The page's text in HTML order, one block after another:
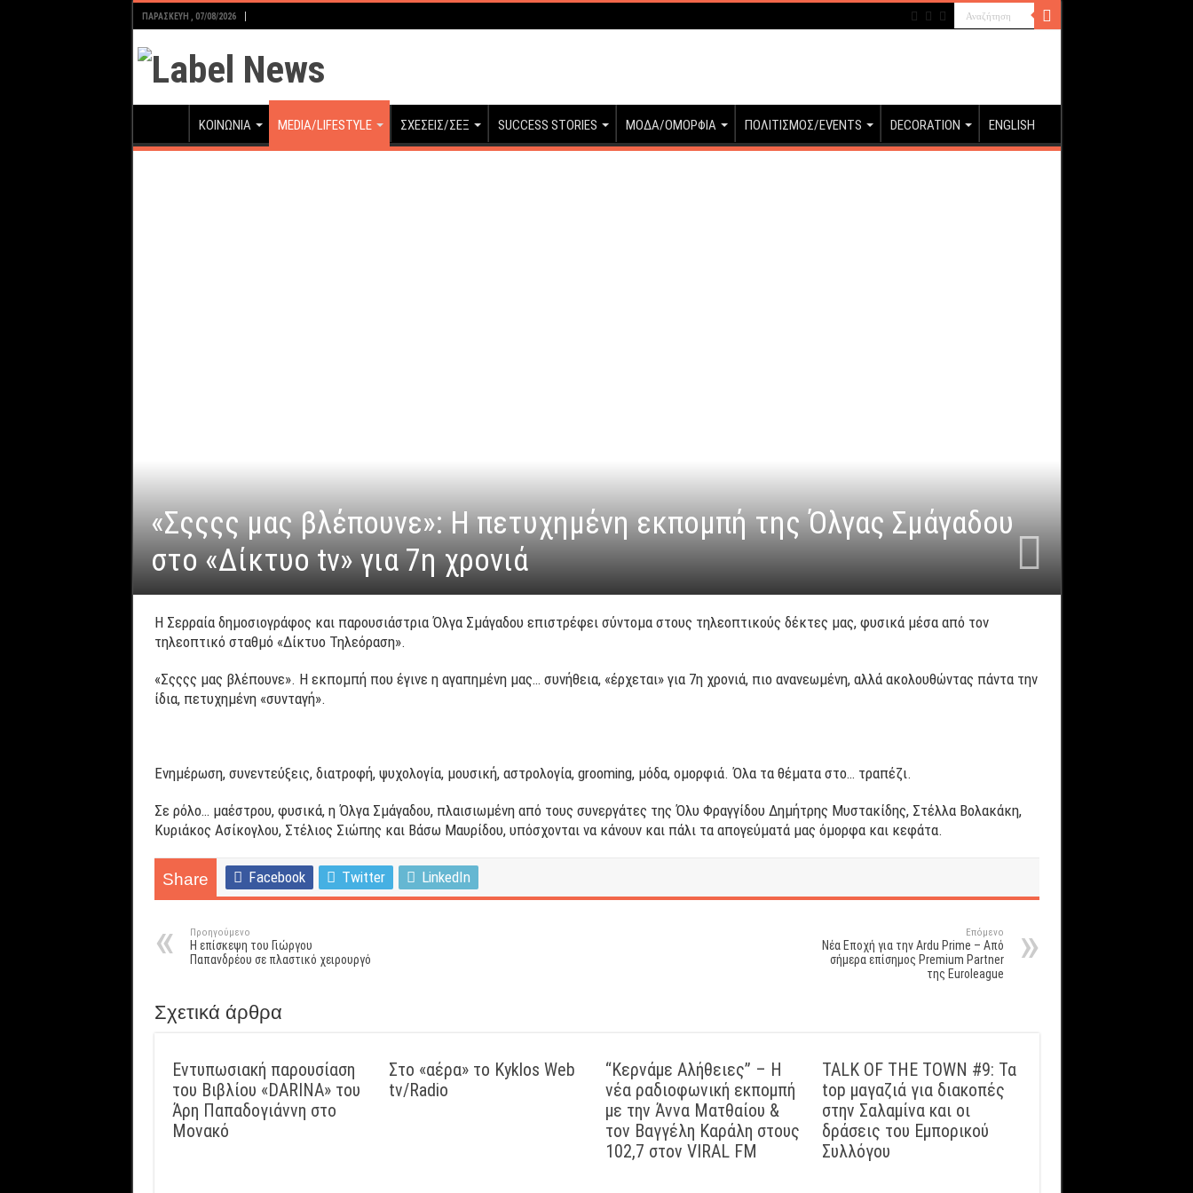
ΠΑΡΑΣΚΕΥΉ , 07/08/2026
ΚΟΙΝΩΝΙΑ MEDIA/LIFESTYLE ΣΧΕΣΕΙΣ/ΣΕΞ SUCCESS STORIES ΜΟΔΑ/ΟΜΟΡΦΙΑ ΠΟΛΙΤΙΣΜΟΣ/EVENTS DECORATION ENGLISH
«Σςςςς μας βλέπουνε»: H πετυχημένη εκπομπή της Όλγας Σμάγαδου
στο «Δίκτυο tv» για 7η χρονιά
Η Σερραία δημοσιογράφος και παρουσιάστρια Όλγα Σμάγαδου επιστρέφει σύντομα στους τηλεοπτικούς δέκτες μας, φυσικά μέσα από τον
τηλεοπτικό σταθμό «Δίκτυο Τηλεόραση».
«Σςςςς μας βλέπουνε». Η εκπομπή που έγινε η αγαπημένη μας… συνήθεια, «έρχεται» για 7η χρονιά, πιο ανανεωμένη, αλλά ακολουθώντας πάντα την
ίδια, πετυχημένη «συνταγή».
Ενημέρωση, συνεντεύξεις, διατροφή, ψυχολογία, μουσική, αστρολογία, grooming, μόδα, ομορφιά. Όλα τα θέματα στο… τραπέζι.
Σε ρόλο… μαέστρου, φυσικά, η Όλγα Σμάγαδου, πλαισιωμένη από τους συνεργάτες της Όλυ Φραγγίδου Δημήτρης Μυστακίδης, Στέλλα Βολακάκη,
Κυριάκος Ασίκογλου, Στέλιος Σιώπης και Βάσω Μαυρίδου, υπόσχονται να κάνουν και πάλι τα απογεύματά μας όμορφα και κεφάτα.
Share Facebook Twitter LinkedIn
Προηγούμενο
Η επίσκεψη του Γιώργου
Παπανδρέου σε πλαστικό χειρουργό
Επόμενο
Νέα Εποχή για την Ardu Prime – Από
σήμερα επίσημος Premium Partner
της Euroleague
Σχετικά άρθρα
Εντυπωσιακή παρουσίαση
του Βιβλίου «DARINA» του
Άρη Παπαδογιάννη στο
Μονακό
Στο «αέρα» το Kyklos Web
tv/Radio
“Kερνάμε Αλήθειες” – Η
νέα ραδιοφωνική εκπομπή
με την Άννα Ματθαίου &
τον Βαγγέλη Καράλη στους
102,7 στον VIRAL FM
TALK OF THE TOWN #9: Τα
top μαγαζιά για διακοπές
στην Σαλαμίνα και οι
δράσεις του Εμπορικού
Συλλόγου